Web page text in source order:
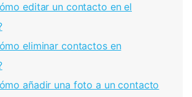
editar un contacto en el
eliminar contactos en
añadir una foto a un contacto